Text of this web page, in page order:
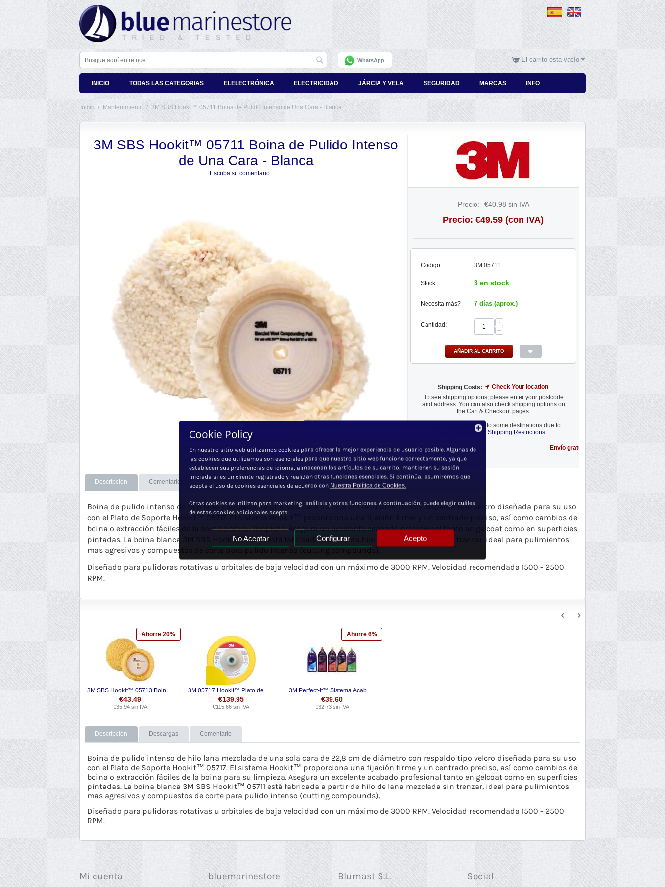
WhatsApp El carrito esta vacío
INICIO TODAS LAS CATEGORIAS ELELECTRÓNICA ELECTRICIDAD JÁRCIA Y VELA SEGURIDAD MARCAS INFO
Inicio / Mantenimiento / 3M SBS Hookit™ 05711 Boina de Pulido Intenso de Una Cara - Blanca
3M SBS Hookit™ 05711 Boina de Pulido Intenso
de Una Cara - Blanca
Escriba su comentario
Precio: €40.98 sin IVA
Precio: €49.59 (con IVA)
Código : 3M 05711
Stock: 3 en stock
Necesita más? 7 días (aprox.)
Cantidad:
+
−
AÑADIR AL CARRITO
Shipping Costs:
Check Your location
To see shipping options, please enter your postcode
and address. You can also check shipping options on
the Cart & Checkout pages.
We are unable to ship to some destinations due to
weight/volume or Shipping Restrictions.
Envío gratuito según localidad.
Descripción Comentarios
Boina de pulido intenso de hilo lana mezclada de una sola cara de 22,8 cm de diámetro con respaldo tipo velcro diseñada para su uso
con el Plato de Soporte Hookit™ 05717.El sistema Hookit™ proporciona una fijación firme y un centrado preciso, así como cambios de
boina o extracción fáciles de la boina para su limpieza.Asegura un excelente acabado profesional tanto en gelcoat como en superficies
pintadas. La boina blanca 3M SBS Hookit™ 05711 está fabricada a partir de hilo de lana mezclada sin trenzar, ideal para pulimientos
mas agresivos y compuestos de corte para pulido intenso (cutting compounds).
Diseñado para pulidoras rotativas u orbitales de baja velocidad con un máximo de 3000 RPM. Velocidad recomendada 1500 - 2500
RPM.
Ahorre 20%
3M SBS Hookit™ 05713 Boina de Pulido de Una Cara - Amarillo
€43.49
€35.94sin IVA
3M 05717 Hookit™ Plato de Soporte
€139.95
€115.66 sin IVA
Ahorre 6%
3M Perfect-It™ Sistema Acabado Gelcoat
€39.60
€32.73sin IVA
Descripción Descargas Comentario
Boina de pulido intenso de hilo lana mezclada de una sola cara de 22,8 cm de diámetro con respaldo tipo velcro diseñada para su uso
con el Plato de Soporte Hookit™ 05717. El sistema Hookit™ proporciona una fijación firme y un centrado preciso, así como cambios de
boina o extracción fáciles de la boina para su limpieza. Asegura un excelente acabado profesional tanto en gelcoat como en superficies
pintadas. La boina blanca 3M SBS Hookit™ 05711 está fabricada a partir de hilo de lana mezclada sin trenzar, ideal para pulimientos
mas agresivos y compuestos de corte para pulido intenso (cutting compounds).
Diseñado para pulidoras rotativas u orbitales de baja velocidad con un máximo de 3000 RPM. Velocidad recomendada 1500 - 2500
RPM.
Mi cuenta bluemarinestore Blumast S.L. Social
Cookie Policy
En nuestro sitio web utilizamos cookies para ofrecer la mejor experiencia de usuario posible. Algunas de
las cookies que utilizamos son esenciales para que nuestro sitio web funcione correctamente, ya que
establecen sus preferencias de idioma, almacenan los artículos de su carrito, mantienen su sesión
iniciada si es un cliente registrado y realizan otras funciones esenciales. Si continúa, asumiremos que
acepta el uso de cookies esenciales de acuerdo con Nuestra Política de Cookies.
Otras cookies se utilizan para marketing, análisis y otras funciones. A continuación, puede elegir cuáles
de estas cookies adicionales acepta.
No Aceptar Configurar Acepto